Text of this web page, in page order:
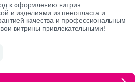
к оформлению витрин
и изделиями из пенопласта и
качества и профессиональным
витрины привлекательными!